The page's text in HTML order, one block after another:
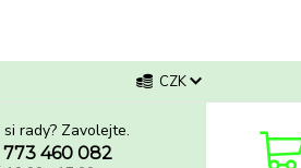
CZK
rady? Zavolejte.
773 460 082